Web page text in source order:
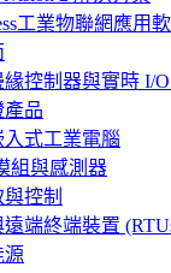
工業物聯網應用
緣控制器與實時 I/
產品
式工業電腦
組與感測器
控制
遠端終端裝置
源